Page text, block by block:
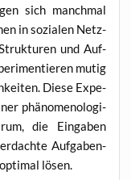
sich manch­mal
in sozia­len Netz­
und Auf­
mutig
Die­se Expe­
phä­no­me­no­lo­gi­
die Ein­ga­ben
Auf­ga­ben­
lösen.